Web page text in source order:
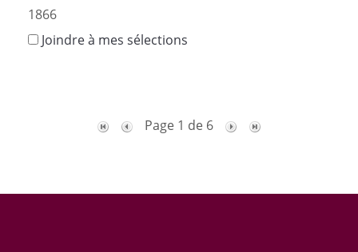
1866
Joindre à mes sélections
Page 1 de 6